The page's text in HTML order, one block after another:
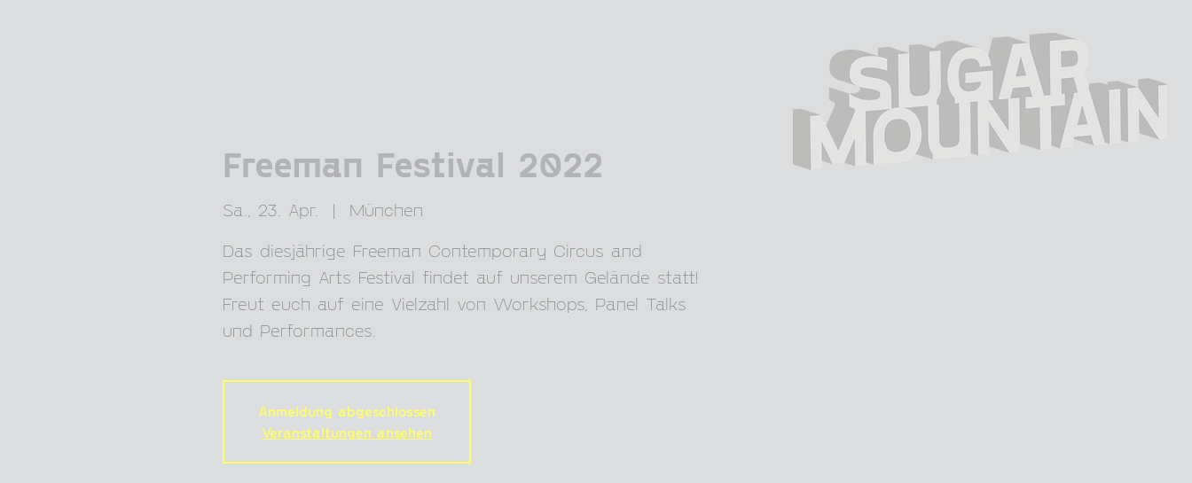
Freeman Festival 2022
Sa., 23. Apr.
  |
München
Das diesjährige Freeman Contemporary Circus and
Performing Arts Festival findet auf unserem Gelände statt!
Freut euch auf eine Vielzahl von Workshops, Panel Talks
und Performances.
Anmeldung abgeschlossen
Veranstaltungen ansehen